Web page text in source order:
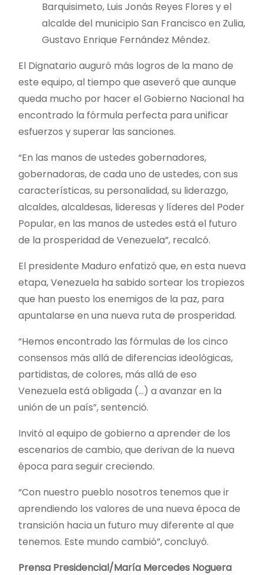
Barquisimeto, Luis Jonás Reyes Flores y el
alcalde del municipio San Francisco en Zulia,
Gustavo Enrique Fernández Méndez.
El Dignatario auguró más logros de la mano de
este equipo, al tiempo que aseveró que aunque
queda mucho por hacer el Gobierno Nacional ha
encontrado la fórmula perfecta para unificar
esfuerzos y superar las sanciones.
“En las manos de ustedes gobernadores,
gobernadoras, de cada uno de ustedes, con sus
características, su personalidad, su liderazgo,
alcaldes, alcaldesas, lideresas y líderes del Poder
Popular, en las manos de ustedes está el futuro
de la prosperidad de Venezuela”, recalcó.
El presidente Maduro enfatizó que, en esta nueva
etapa, Venezuela ha sabido sortear los tropiezos
que han puesto los enemigos de la paz, para
apuntalarse en una nueva ruta de prosperidad.
“Hemos encontrado las fórmulas de los cinco
consensos más allá de diferencias ideológicas,
partidistas, de colores, más allá de eso
Venezuela está obligada (…) a avanzar en la
unión de un país”, sentenció.
Invitó al equipo de gobierno a aprender de los
escenarios de cambio, que derivan de la nueva
época para seguir creciendo.
“Con nuestro pueblo nosotros tenemos que ir
aprendiendo los valores de una nueva época de
transición hacia un futuro muy diferente al que
tenemos. Este mundo cambió”, concluyó.
Prensa Presidencial/María Mercedes Noguera